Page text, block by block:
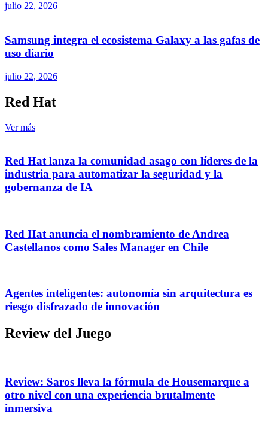
julio 22, 2026
Samsung integra el ecosistema Galaxy a las gafas de
uso diario
julio 22, 2026
Red Hat
Ver más
Red Hat lanza la comunidad asago con líderes de la
industria para automatizar la seguridad y la
gobernanza de IA
Red Hat anuncia el nombramiento de Andrea
Castellanos como Sales Manager en Chile
Agentes inteligentes: autonomía sin arquitectura es
riesgo disfrazado de innovación
Review del Juego
Review: Saros lleva la fórmula de Housemarque a
otro nivel con una experiencia brutalmente
inmersiva